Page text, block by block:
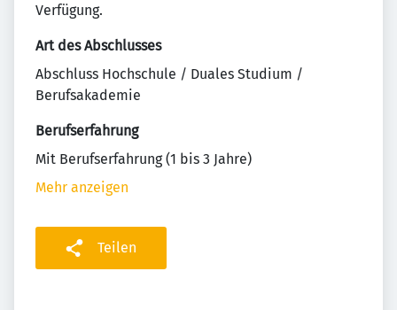
Verfügung.
Art des Abschlusses
Abschluss Hochschule / Duales Studium /
Berufsakademie
Berufserfahrung
Mit Berufserfahrung (1 bis 3 Jahre)
Mehr anzeigen
Teilen